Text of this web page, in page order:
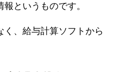
というものです。
、給与計算ソフトから